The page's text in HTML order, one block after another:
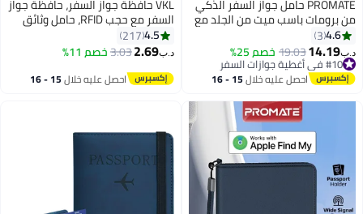
4
PROMATE حامل جواز السفر الذكي
من برومات باسب ميت من الجلد مع
حماية RFID، جهاز تتبع عالمي من
أشهر، محفظة سفر مقاومة للماء
مضادة للفقدان باللون الأسود
4.6
3
د.ب‏14.19
19.03خصم 25%
#10 في أغطية جوازات السفر
#10 في أغطية جوازات السفر احصل عليه خلال 15 - 16
5
VKL حافظة جواز السفر، حافظة جواز
السفر مع حجب RFID، حامل وثائق
السفر من الجلد الصناعي للرجال
والنساء (رمادي)
4.5
217
د.ب‏2.69
3.03خصم 11%
احصل عليه خلال 15 - 16